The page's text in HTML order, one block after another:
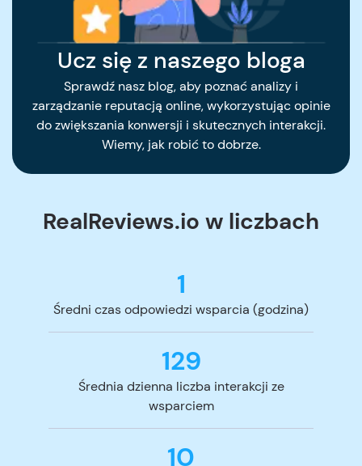
Ucz się z naszego bloga
Sprawdź nasz blog, aby poznać analizy i
zarządzanie reputacją online, wykorzystując opinie
do zwiększania konwersji i skutecznych interakcji.
Wiemy, jak robić to dobrze.
RealReviews.io w liczbach
1
Średni czas odpowiedzi wsparcia (godzina)
129
Średnia dzienna liczba interakcji ze
wsparciem
10